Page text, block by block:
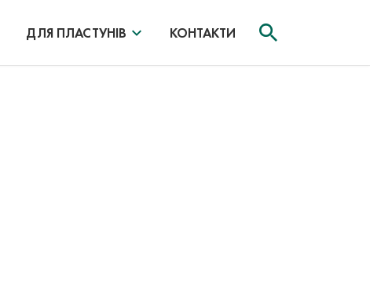
ДЛЯ ПЛАСТУНІВ КОНТАКТИ